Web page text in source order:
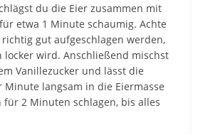
du die Eier zusammen mit
etwa 1 Minute schaumig. Achte
gut aufgeschlagen werden,
locker wird. Anschließend mischst
Vanillezucker und lässt die
langsam in die Eiermasse
2 Minuten schlagen, bis alles